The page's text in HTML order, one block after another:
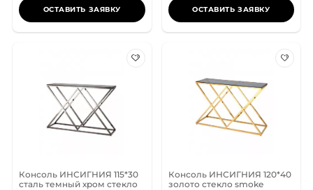
ОСТАВИТЬ ЗАЯВКУ ОСТАВИТЬ ЗАЯВКУ
Консоль ИНСИГНИЯ 115*30
сталь темный хром стекло
Консоль ИНСИГНИЯ 120*40
золото стекло smoke